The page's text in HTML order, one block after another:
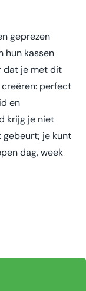
geprezen
hun kassen
dat je met dit
perfect
en
krijg je niet
gebeurt; je kunt
dag, week